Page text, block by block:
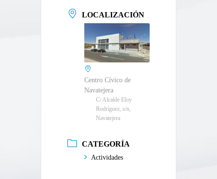
LOCALIZACIÓN
Centro Cívico de
Navatejera
C/ Alcalde Eloy
Rodríguez, s/n,
Navatejera
CATEGORÍA
Actividades